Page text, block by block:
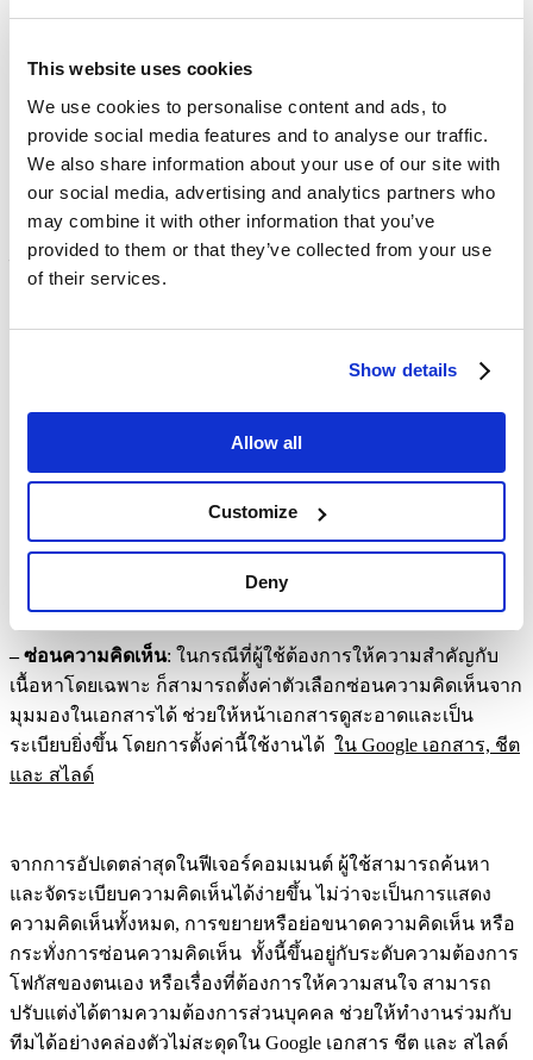
This website uses cookies
We use cookies to personalise content and ads, to
provide social media features and to analyse our traffic.
We also share information about your use of our site with
our social media, advertising and analytics partners who
may combine it with other information that you’ve
provided to them or that they’ve collected from your use
of their services.
Show details
Allow all
Customize
Deny
ที่มา: Google Workspace Update
– ย่อความคิดเห็น: ด้วยการตั้งค่านี้ จะช่วยย่อขนาดแผงแสดง
ความคิดเห็นให้อยู่ในรูปแบบไอคอนขนาดเล็ก เพื่อเพิ่มพื้นที่
เคอร์เซอร์ไปที่ไอคอน ก็จะทราบได้ทันทีว่า ผู้ใดเป็นเจ้าของ
– ซ่อนความคิดเห็น: ในกรณีที่ผู้ใช้ต้องการให้ความสำคัญกับ
เนื้อหาโดยเฉพาะ ก็สามารถตั้งค่าตัวเลือกซ่อนความคิดเห็นจาก
มุมมองในเอกสารได้ ช่วยให้หน้าเอกสารดูสะอาดและเป็น
ระเบียบยิ่งขึ้น โดยการตั้งค่านี้ใช้งานได้ ใน Google เอกสาร, ชีต
และ สไลด์
จากการอัปเดตล่าสุดในฟีเจอร์คอมเมนต์ ผู้ใช้สามารถค้นหา
และจัดระเบียบความคิดเห็นได้ง่ายขึ้น ไม่ว่าจะเป็นการแสดง
ความคิดเห็นทั้งหมด, การขยายหรือย่อขนาดความคิดเห็น หรือ
กระทั่งการซ่อนความคิดเห็น ทั้งนี้ขึ้นอยู่กับระดับความต้องการ
โฟกัสของตนเอง หรือเรื่องที่ต้องการให้ความสนใจ สามารถ
ปรับแต่งได้ตามความต้องการส่วนบุคคล ช่วยให้ทำงานร่วมกับ
ทีมได้อย่างคล่องตัวไม่สะดุดใน Google เอกสาร ชีต และ สไลด์